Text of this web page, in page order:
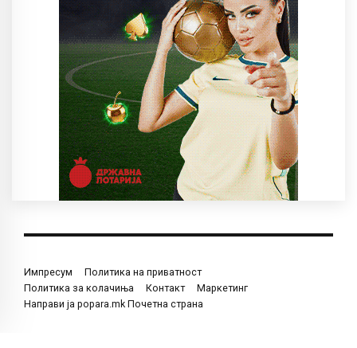
Импресум
Политика на приватност
Политика за колачиња
Контакт
Маркетинг
Направи ја popara.mk Почетна страна